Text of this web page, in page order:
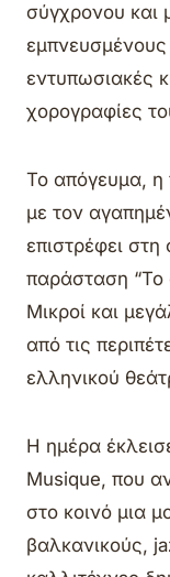
σύγχρονου και
εντυπωσιακές
χορογραφίες
Το απόγευμα, η
με τον
επιστρέφει
παράσταση “Το
Μικροί και
από τις
ελληνικού
Η ημέρα
Musique, που
στο κοινό μια
βαλκανικούς,